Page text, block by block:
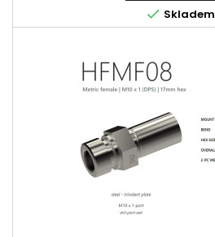
 Skladem